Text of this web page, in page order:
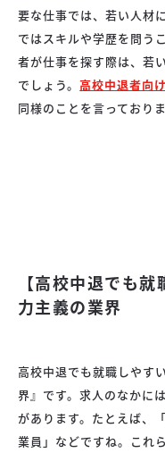
要な仕事では、若い人材
ではスキルや学歴を問う
者が仕事を探す際は、若
でしょう。高校中退者向
同様のことを言っておりま
【高校中退でも
力主義の業界
高校中退でも就職しやす
界』です。求人のなかに
があります。たとえば、
業員」などですね。これ